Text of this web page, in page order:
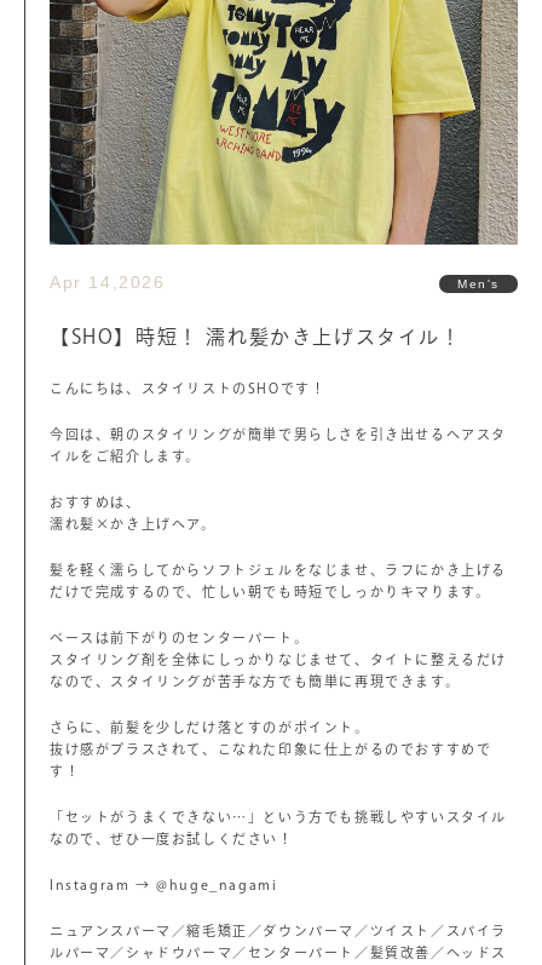
Apr 14,2026 Men's
【SHO】時短！ 濡れ髪かき上げスタイル！
こんにちは、スタイリストのSHOです！
今回は、朝のスタイリングが簡単で男らしさを引き出せるヘアスタ
イルをご紹介します。
おすすめは、
濡れ髪×かき上げヘア。
髪を軽く濡らしてからソフトジェルをなじませ、ラフにかき上げる
だけで完成するので、忙しい朝でも時短でしっかりキマります。
ベースは前下がりのセンターパート。
スタイリング剤を全体にしっかりなじませて、タイトに整えるだけ
なので、スタイリングが苦手な方でも簡単に再現できます。
さらに、前髪を少しだけ落とすのがポイント。
抜け感がプラスされて、こなれた印象に仕上がるのでおすすめで
す！
「セットがうまくできない…」という方でも挑戦しやすいスタイル
なので、ぜひ一度お試しください！
Instagram → @huge_nagami
ニュアンスパーマ／縮毛矯正／ダウンパーマ／ツイスト／スパイラ
ルパーマ／シャドウパーマ／センターパート／髪質改善／ヘッドス